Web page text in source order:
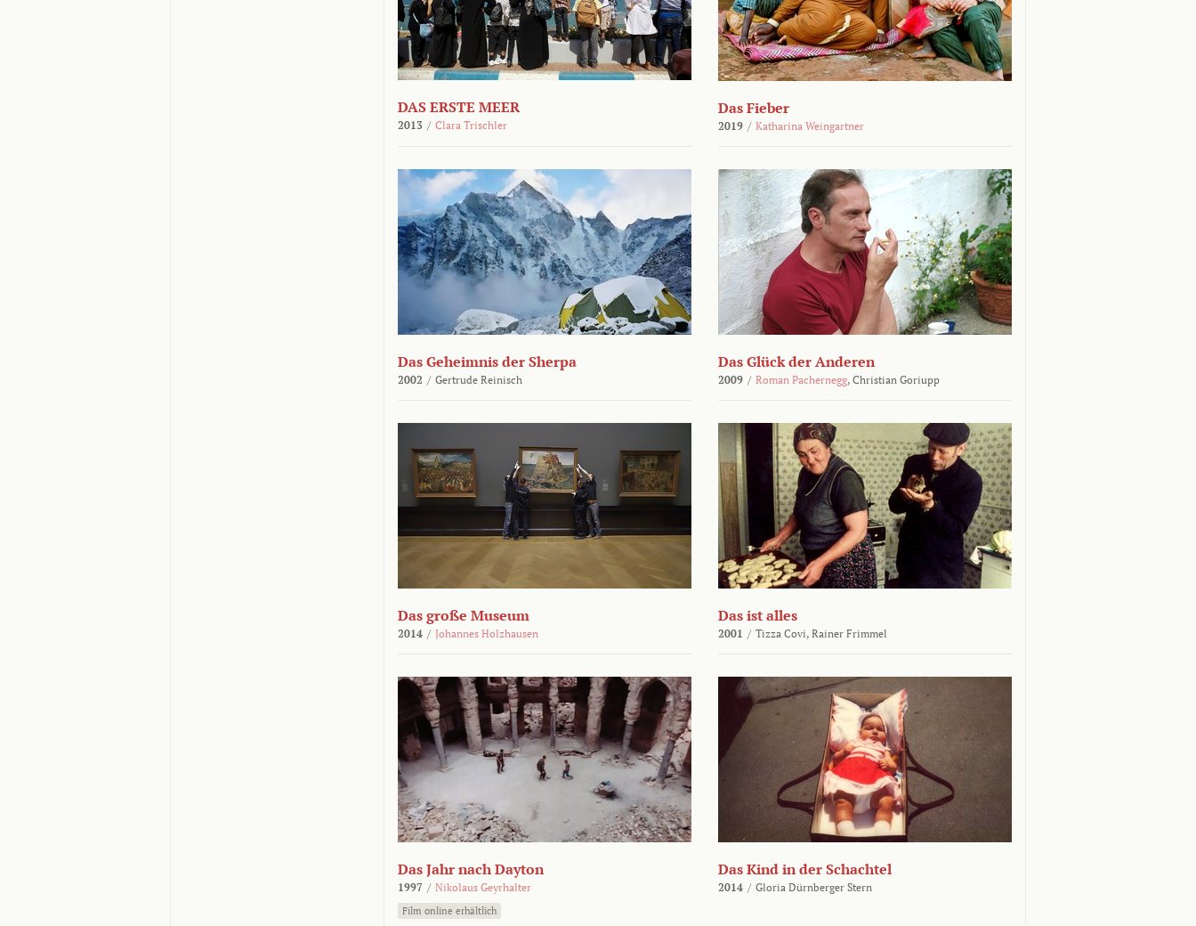
DAS ERSTE MEER
2013 / Clara Trischler
Das Fieber
2019 / Katharina Weingartner
Das Geheimnis der Sherpa
2002 / Gertrude Reinisch
Das Glück der Anderen
2009 / Roman Pachernegg, Christian Goriupp
Das große Museum
2014 / Johannes Holzhausen
Das ist alles
2001 / Tizza Covi, Rainer Frimmel
Das Jahr nach Dayton
1997 / Nikolaus Geyrhalter
Film online erhältlich
Das Kind in der Schachtel
2014 / Gloria Dürnberger Stern